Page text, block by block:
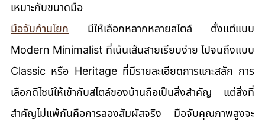
เหมาะกับขนาดมือ
มือจับก้านโยก มีให้เลือกหลากหลายสไตล์ ตั้งแต่แบบ
Modern Minimalist ที่เน้นเส้นสายเรียบง่าย ไปจนถึงแบบ
Classic หรือ Heritage ที่มีรายละเอียดการแกะสลัก การ
เลือกดีไซน์ให้เข้ากับสไตล์ของบ้านถือเป็นสิ่งสำคัญ แต่สิ่งที่
สำคัญไม่แพ้กันคือการลองสัมผัสจริง มือจับคุณภาพสูงจะ